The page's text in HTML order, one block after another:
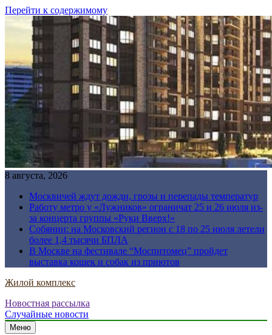
Перейти к содержимому
8 августа, 2026
Москвичей ждут дожди, грозы и перепады температур
Работу метро у «Лужников» ограничат 25 и 26 июля из-
за концерта группы «Руки Вверх!»
Собянин: на Московский регион с 18 по 25 июля летели
более 1,4 тысячи БПЛА
В Москве на фестивале “Моспитомец” пройдет
выставка кошек и собак из приютов
Жилой комплекс
Новостная рассылка
Случайные новости
Меню